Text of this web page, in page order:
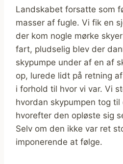
Landskabet forsatte som
masser af fugle. Vi fik en
der kom nogle mørke
fart, pludselig blev der
skypumpe under af en af
op, lurede lidt på retning
i forhold til hvor vi var. Vi
hvordan skypumpen tog
hvorefter den opløste sig
Selv om den ikke var ret
imponerende at følge.